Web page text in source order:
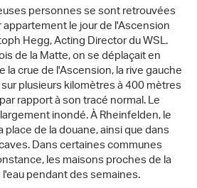
personnes se sont retrouvées
le jour de l'Ascension
Hegg, Acting Director du WSL.
de la Matte, on se déplaçait en
la crue de l'Ascension, la rive gauche
plusieurs kilomètres à 400 mètres
rapport à son tracé normal. Le
inondé. À Rheinfelden, le
place de la douane, ainsi que dans
Dans certaines communes
les maisons proches de la
pendant des semaines.